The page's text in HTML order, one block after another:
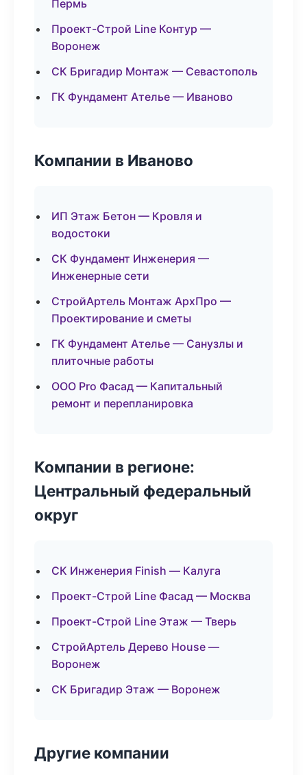
Пермь
Проект-Строй Line Контур —
Воронеж
СК Бригадир Монтаж — Севастополь
ГК Фундамент Ателье — Иваново
Компании в Иваново
ИП Этаж Бетон — Кровля и
водостоки
СК Фундамент Инженерия —
Инженерные сети
СтройАртель Монтаж АрхПро —
Проектирование и сметы
ГК Фундамент Ателье — Санузлы и
плиточные работы
ООО Pro Фасад — Капитальный
ремонт и перепланировка
Компании в регионе:
Центральный федеральный
округ
СК Инженерия Finish — Калуга
Проект-Строй Line Фасад — Москва
Проект-Строй Line Этаж — Тверь
СтройАртель Дерево House —
Воронеж
СК Бригадир Этаж — Воронеж
Другие компании